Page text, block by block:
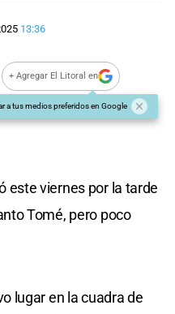
13:36
+ Agregar El Litoral en
a tus medios preferidos en Google
este viernes por la tarde
Tomé, pero poco
lugar en la cuadra de